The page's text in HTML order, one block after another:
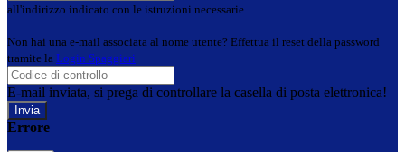
all'indirizzo indicato con le istruzioni necessarie.
Non hai una e-mail associata al nome utente? Effettua il reset della password
tramite la Login Spaggiari
E-mail inviata, si prega di controllare la casella di posta elettronica!
Errore